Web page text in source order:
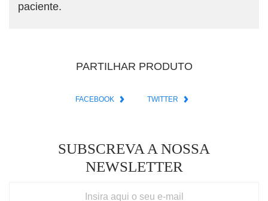
paciente.
PARTILHAR PRODUTO
FACEBOOK TWITTER
SUBSCREVA A NOSSA
NEWSLETTER